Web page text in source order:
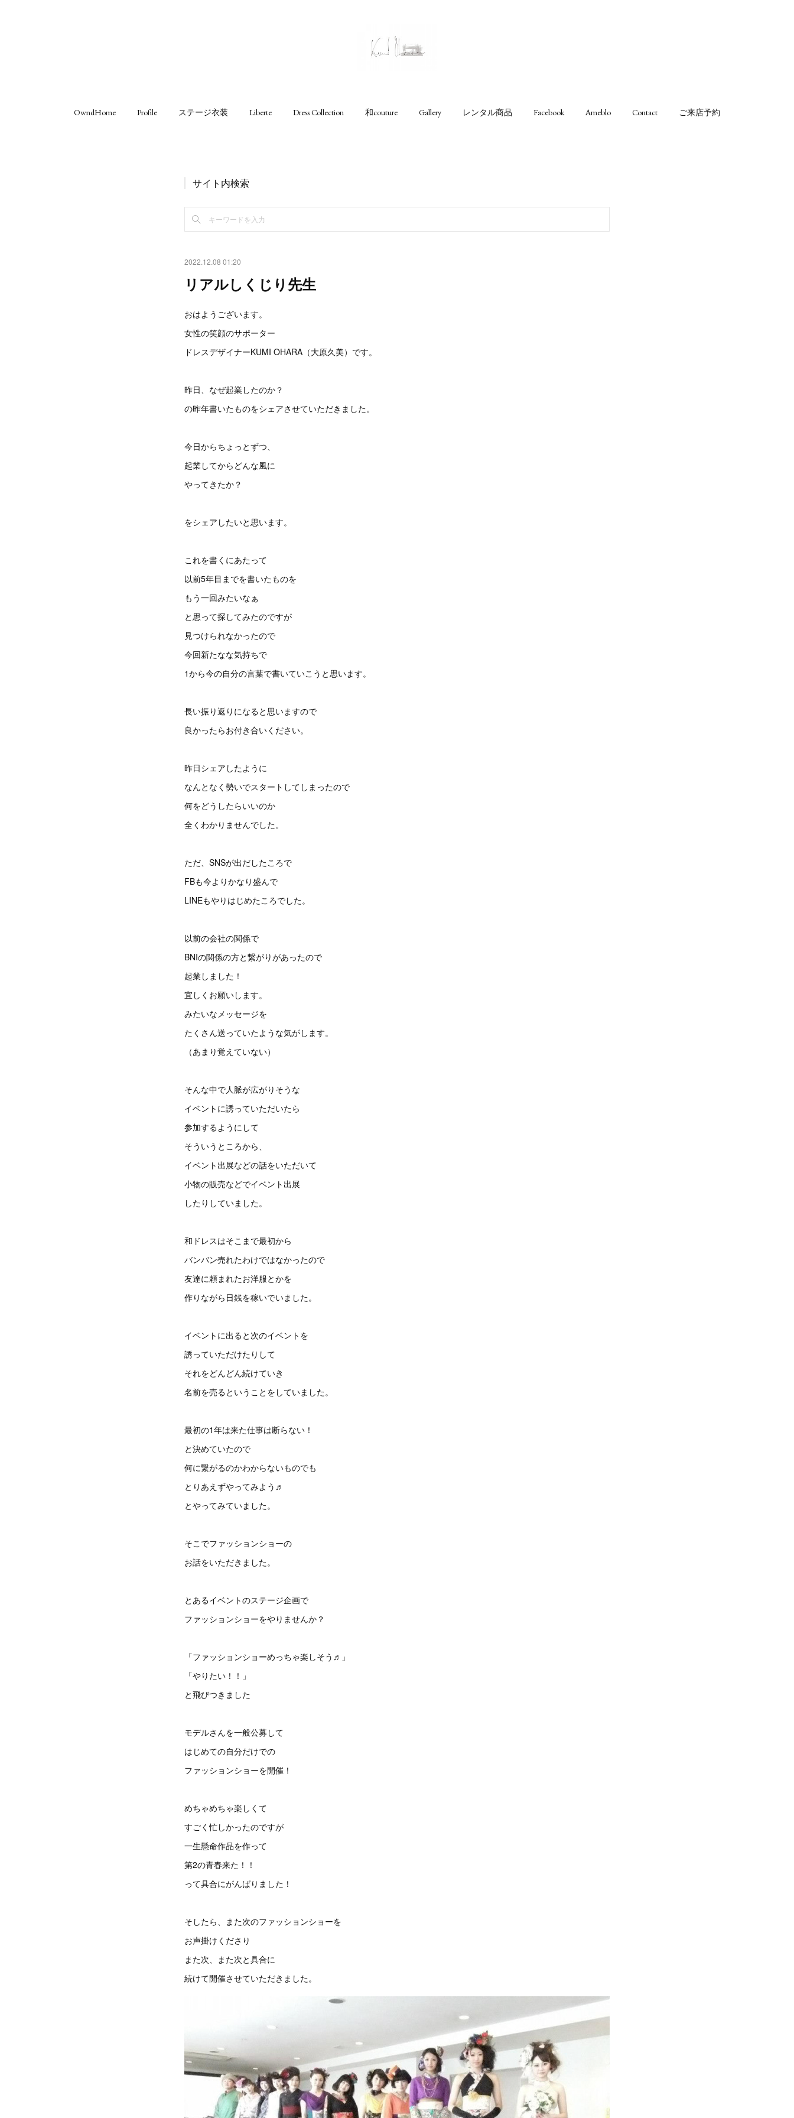
OwndHome Profile ステージ衣装 Liberte Dress Collection 和couture Gallery レンタル商品 Facebook Ameblo Contact ご来店予約
サイト内検索
2022.12.08 01:20
リアルしくじり先生
おはようございます。
女性の笑顔のサポーター
ドレスデザイナーKUMI OHARA（大原久美）です。
昨日、なぜ起業したのか？
の昨年書いたものをシェアさせていただきました。
今日からちょっとずつ、
起業してからどんな風に
やってきたか？
をシェアしたいと思います。
これを書くにあたって
以前5年目までを書いたものを
もう一回みたいなぁ
と思って探してみたのですが
見つけられなかったので
今回新たなな気持ちで
1から今の自分の言葉で書いていこうと思います。
長い振り返りになると思いますので
良かったらお付き合いください。
昨日シェアしたように
なんとなく勢いでスタートしてしまったので
何をどうしたらいいのか
全くわかりませんでした。
ただ、SNSが出だしたころで
FBも今よりかなり盛んで
LINEもやりはじめたころでした。
以前の会社の関係で
BNIの関係の方と繋がりがあったので
起業しました！
宜しくお願いします。
みたいなメッセージを
たくさん送っていたような気がします。
（あまり覚えていない）
そんな中で人脈が広がりそうな
イベントに誘っていただいたら
参加するようにして
そういうところから、
イベント出展などの話をいただいて
小物の販売などでイベント出展
したりしていました。
和ドレスはそこまで最初から
バンバン売れたわけではなかったので
友達に頼まれたお洋服とかを
作りながら日銭を稼いでいました。
イベントに出ると次のイベントを
誘っていただけたりして
それをどんどん続けていき
名前を売るということをしていました。
最初の1年は来た仕事は断らない！
と決めていたので
何に繋がるのかわからないものでも
とりあえずやってみよう♬
とやってみていました。
そこでファッションショーの
お話をいただきました。
とあるイベントのステージ企画で
ファッションショーをやりませんか？
「ファッションショーめっちゃ楽しそう♬」
「やりたい！！」
と飛びつきました
モデルさんを一般公募して
はじめての自分だけでの
ファッションショーを開催！
めちゃめちゃ楽しくて
すごく忙しかったのですが
一生懸命作品を作って
第2の青春来た！！
って具合にがんばりました！
そしたら、また次のファッションショーを
お声掛けくださり
また次、また次と具合に
続けて開催させていただきました。